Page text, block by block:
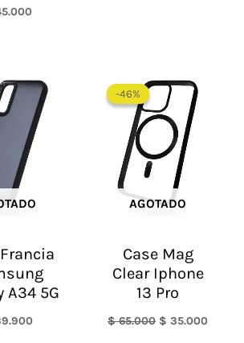
A34 5G
-46%
AGOTADO
-46%
Case Mag
Clear Iphone
13 Pro
$65.000
precio
original
era:
$ 65.000.
$ 35.000